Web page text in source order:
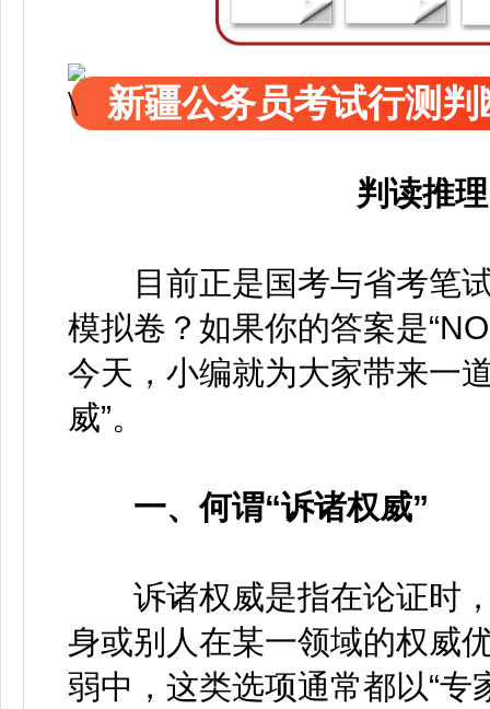
新疆公务员考试行测
判读推理
目前正是国考与省考笔试
模拟卷？如果你的答案是
今天，小编就为大家带来一
威”。
一、何谓“诉诸权威”
诉诸权威是指在论证时，
身或别人在某一领域的权威
弱中，这类选项通常都以“专